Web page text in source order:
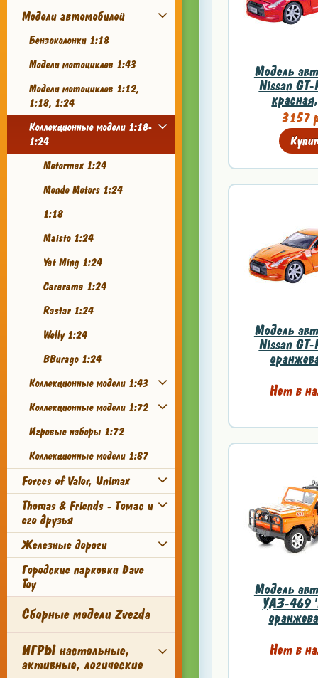
Модели автомобилей
Бензоколонки 1:18
Модели мотоциклов 1:43
Модели мотоциклов 1:12,
1:18, 1:24
Коллекционные модели 1:18-
1:24
Motormax 1:24
Mondo Motors 1:24
1:18
Maisto 1:24
Yat Ming 1:24
Cararama 1:24
Rastar 1:24
Welly 1:24
BBurago 1:24
Коллекционные модели 1:43
Коллекционные модели 1:72
Игровые наборы 1:72
Коллекционные модели 1:87
Forces of Valor, Unimax
Thomas & Friends - Томас и
его друзья
Железные дороги
Городские парковки Dave
Toy
Сборные модели Zvezda
ИГРЫ настольные,
активные, логические
Модель
Nissan
3157
Модель
Nissan
Нет в
Модель
УАЗ-469
Нет в